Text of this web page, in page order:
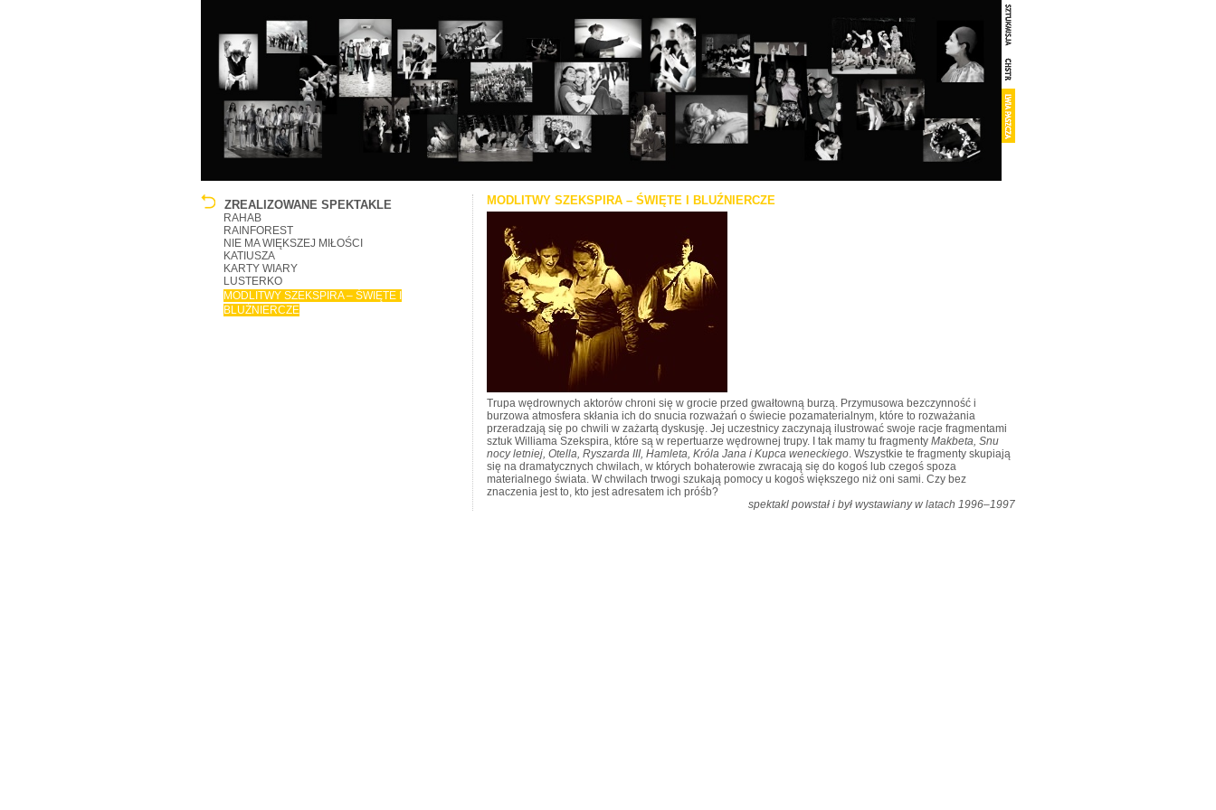
ZREALIZOWANE SPEKTAKLE
RAHAB
RAINFOREST
NIE MA WIĘKSZEJ MIŁOŚCI
KATIUSZA
KARTY WIARY
LUSTERKO
MODLITWY SZEKSPIRA – ŚWIĘTE I
BLUŹNIERCZE
MODLITWY SZEKSPIRA – ŚWIĘTE I BLUŹNIERCZE
Trupa wędrownych aktorów chroni się w grocie przed gwałtowną burzą. Przymusowa bezczynność i
burzowa atmosfera skłania ich do snucia rozważań o świecie pozamaterialnym, które to rozważania
przeradzają się po chwili w zażartą dyskusję. Jej uczestnicy zaczynają ilustrować swoje racje fragmentami
sztuk Williama Szekspira, które są w repertuarze wędrownej trupy. I tak mamy tu fragmenty Makbeta, Snu
nocy letniej, Otella, Ryszarda III, Hamleta, Króla Jana i Kupca weneckiego. Wszystkie te fragmenty skupiają
się na dramatycznych chwilach, w których bohaterowie zwracają się do kogoś lub czegoś spoza
materialnego świata. W chwilach trwogi szukają pomocy u kogoś większego niż oni sami. Czy bez
znaczenia jest to, kto jest adresatem ich próśb?
spektakl powstał i był wystawiany w latach 1996–1997